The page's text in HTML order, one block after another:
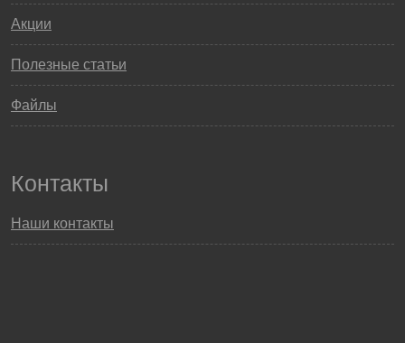
Акции
Полезные статьи
Файлы
Контакты
Наши контакты